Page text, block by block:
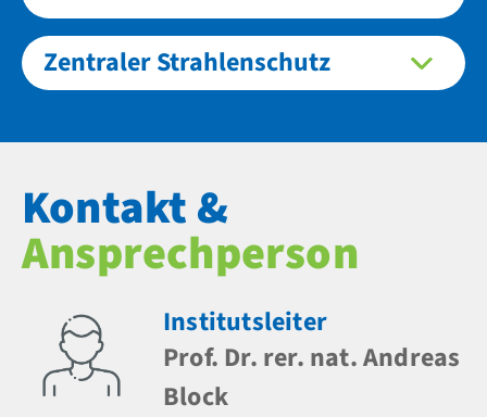
Zentraler Strahlenschutz
Kontakt &
Ansprechperson
Institutsleiter
Prof. Dr. rer. nat. Andreas
Block